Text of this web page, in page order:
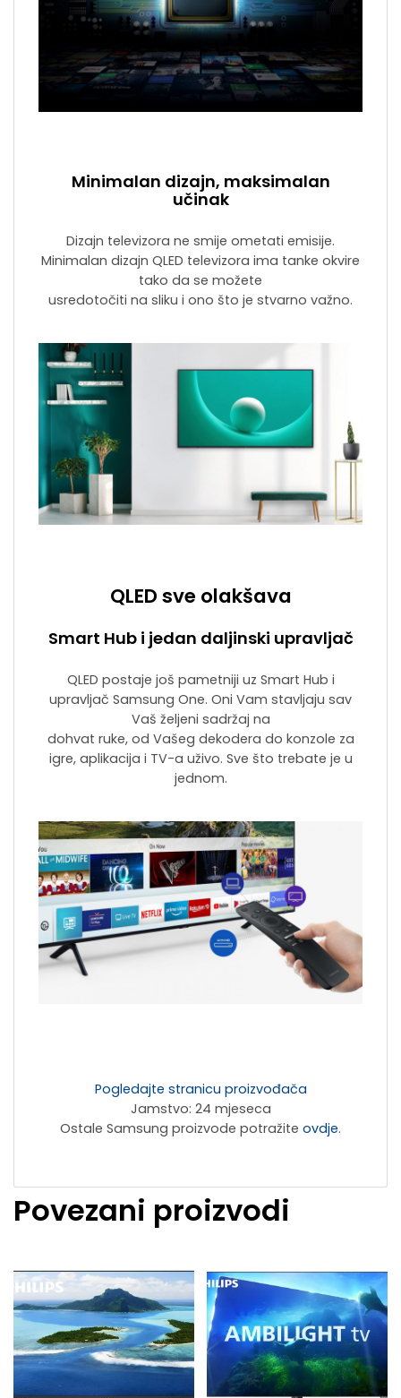
Minimalan dizajn, maksimalan
učinak
Dizajn televizora ne smije ometati emisije.
Minimalan dizajn QLED televizora ima tanke okvire
tako da se možete
usredotočiti na sliku i ono što je stvarno važno.
QLED sve olakšava
Smart Hub i jedan daljinski upravljač
QLED postaje još pametniji uz Smart Hub i
upravljač Samsung One. Oni Vam stavljaju sav
Vaš željeni sadržaj na
dohvat ruke, od Vašeg dekodera do konzole za
igre, aplikacija i TV-a uživo. Sve što trebate je u
jednom.
Pogledajte stranicu proizvođača
Jamstvo: 24 mjeseca
Ostale Samsung proizvode potražite ovdje.
Povezani proizvodi